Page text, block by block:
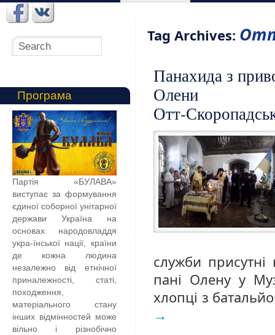
Tag Archives:
Панахида з
Олени
Отт-
служби
пані Олену у
хлопці з
→
Програма
Партія «БУЛАВА»
виступає за формування
єдиної соборної унітарної
держави Україна на
основах народовладдя
укра-їнської нації, країни
де кожна людина
незалежно від етнічної
приналежності, статі,
походження,
матеріального стану
інших відмінностей може
вільно і різнобічно